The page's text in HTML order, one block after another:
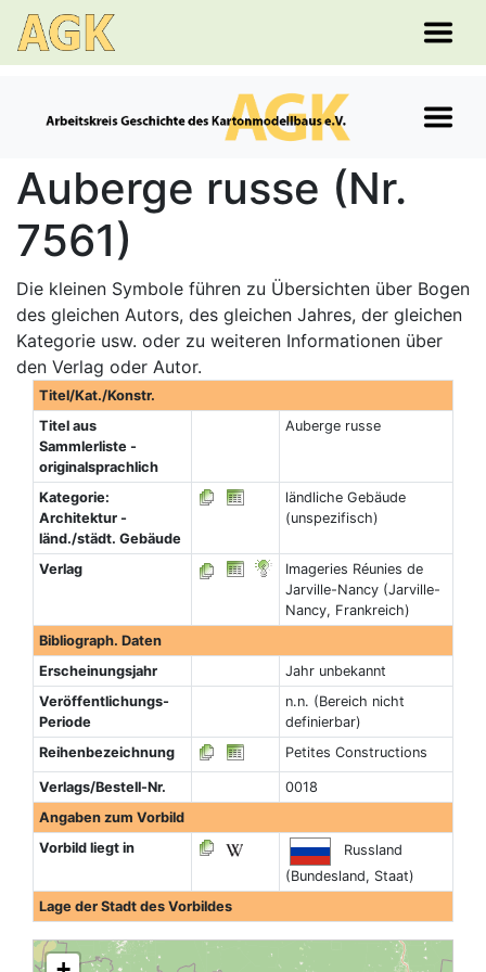
Auberge russe (Nr.
7561)
Die kleinen Symbole führen zu Übersichten über Bogen
des gleichen Autors, des gleichen Jahres, der gleichen
Kategorie usw. oder zu weiteren Informationen über
den Verlag oder Autor.
Titel/Kat./Konstr.
Titel aus
Sammlerliste -
originalsprachlich
Auberge russe
Kategorie:
Architektur -
länd./städt. Gebäude
ländliche Gebäude
(unspezifisch)
Verlag
Imageries Réunies de
Jarville-Nancy (Jarville-
Nancy, Frankreich)
Bibliograph. Daten
Erscheinungsjahr
Jahr unbekannt
Veröffentlichungs-
Periode
n.n. (Bereich nicht
definierbar)
Reihenbezeichnung
Petites Constructions
Verlags/Bestell-Nr.
0018
Angaben zum Vorbild
Vorbild liegt in
Russland
(Bundesland, Staat)
Lage der Stadt des Vorbildes